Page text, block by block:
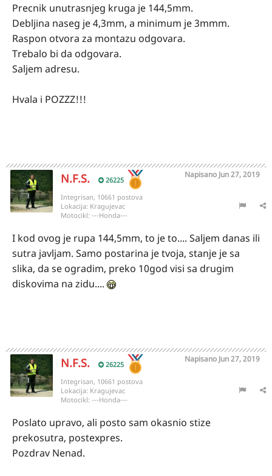
Precnik unutrasnjeg kruga je 144,5mm.
Debljina naseg je 4,3mm, a minimum je 3mmm.
Raspon otvora za montazu odgovara.
Trebalo bi da odgovara.
Saljem adresu.
Hvala i POZZZ!!!
N.F.S. 26225
Napisano Jun 27, 2019
Integrisan, 10661 postova
Lokacija: Kragujevac
Motocikl: ---Honda---
I kod ovog je rupa 144,5mm, to je to.... Saljem danas ili
sutra javljam. Samo postarina je tvoja, stanje je sa
slika, da se ogradim, preko 10god visi sa drugim
diskovima na zidu....
N.F.S. 26225
Napisano Jun 27, 2019
Integrisan, 10661 postova
Lokacija: Kragujevac
Motocikl: ---Honda---
Poslato upravo, ali posto sam okasnio stize
prekosutra, postexpres.
Pozdrav Nenad.